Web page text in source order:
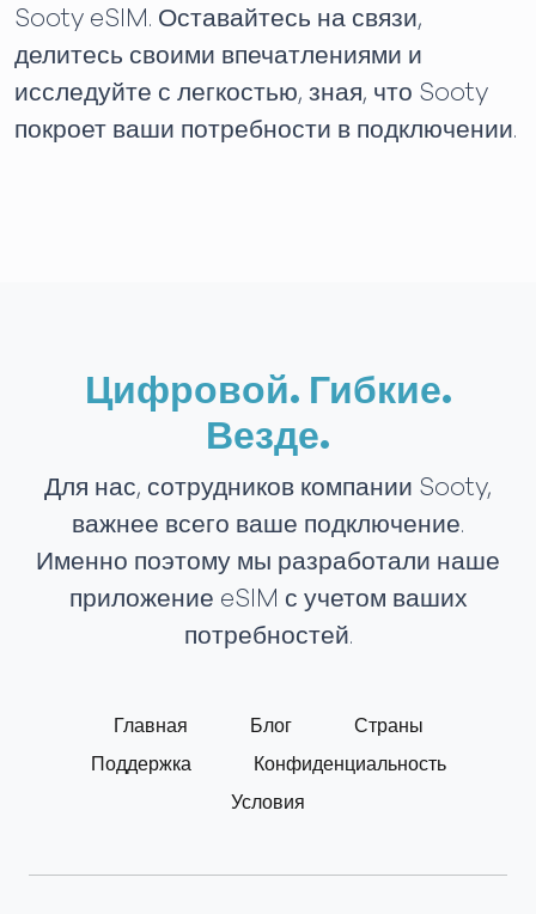
Sooty eSIM. Оставайтесь на связи,
делитесь своими впечатлениями и
исследуйте с легкостью, зная, что Sooty
покроет ваши потребности в подключении.
Цифровой. Гибкие.
Везде.
Для нас, сотрудников компании Sooty,
важнее всего ваше подключение.
Именно поэтому мы разработали наше
приложение eSIM с учетом ваших
потребностей.
Главная Блог
Страны
Поддержка
Конфиденциальность
Условия